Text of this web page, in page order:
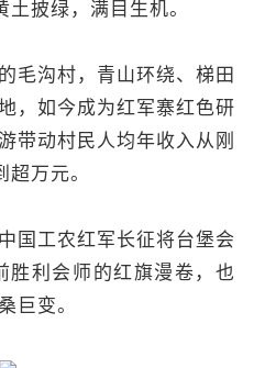
披绿，满目生机。
沟村，青山环绕、梯田
，如今成为红军寨红色研
带动村民人均年收入从刚
万元。
工农红军长征将台堡会
利会师的红旗漫卷，也
巨变。